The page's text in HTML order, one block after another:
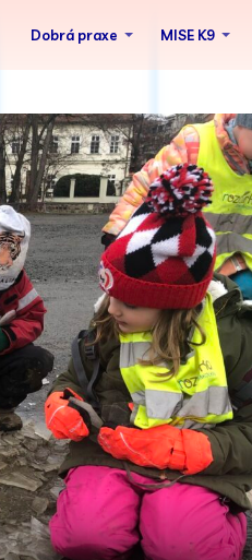
Dobrá praxe MISE K9